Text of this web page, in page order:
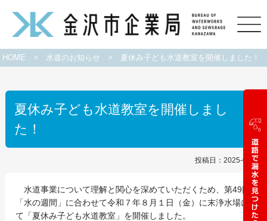
HOME > 水道のお知らせ > 夏休み子ども水道教室を開催しました！
夏休み子ども水道教室を開催しまし
た！
投稿日：2025-08-04
水道事業について理解と関心を深めていただくため、第49回
「水の週間」に合わせて令和７年８月１日（金）に末浄水場に
て「夏休み子ども水道教室」を開催しました。